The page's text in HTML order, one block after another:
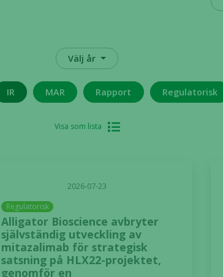
Välj år
IR MAR Rapport Regulatorisk
Visa som lista
2026-07-23
Regulatorisk
Alligator Bioscience avbryter
självständig utveckling av
mitazalimab för strategisk
satsning på HLX22-projektet,
genomför en